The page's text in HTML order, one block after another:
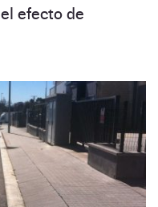
el efecto de